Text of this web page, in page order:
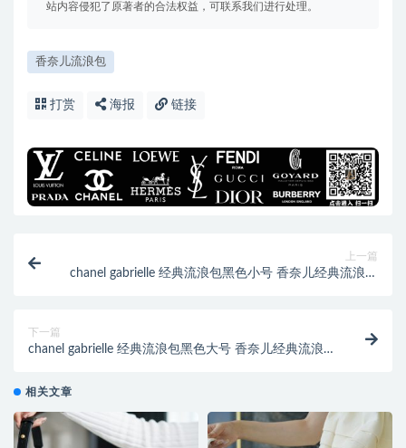
站内容侵犯了原著者的合法权益，可联系我们进行处理。
香奈儿流浪包
打赏 海报 链接
上一篇
chanel gabrielle 经典流浪包黑色小号 香奈儿经典流浪包
下一篇
chanel gabrielle 经典流浪包黑色大号 香奈儿经典流浪包
相关文章